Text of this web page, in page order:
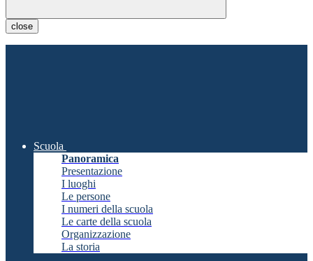
close
Scuola
Panoramica
Presentazione
I luoghi
Le persone
I numeri della scuola
Le carte della scuola
Organizzazione
La storia